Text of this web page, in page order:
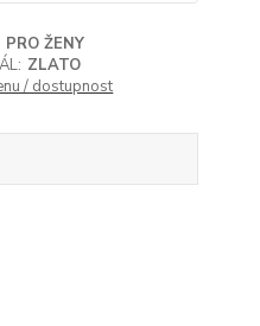
PRO ŽENY
ZLATO
/ dostupnost